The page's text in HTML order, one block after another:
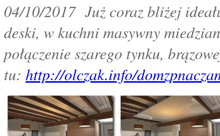
04/10/2017 Już coraz bliżej
deski, w kuchni masywny
połączenie szarego tynku,
tu: http://olczak.info/